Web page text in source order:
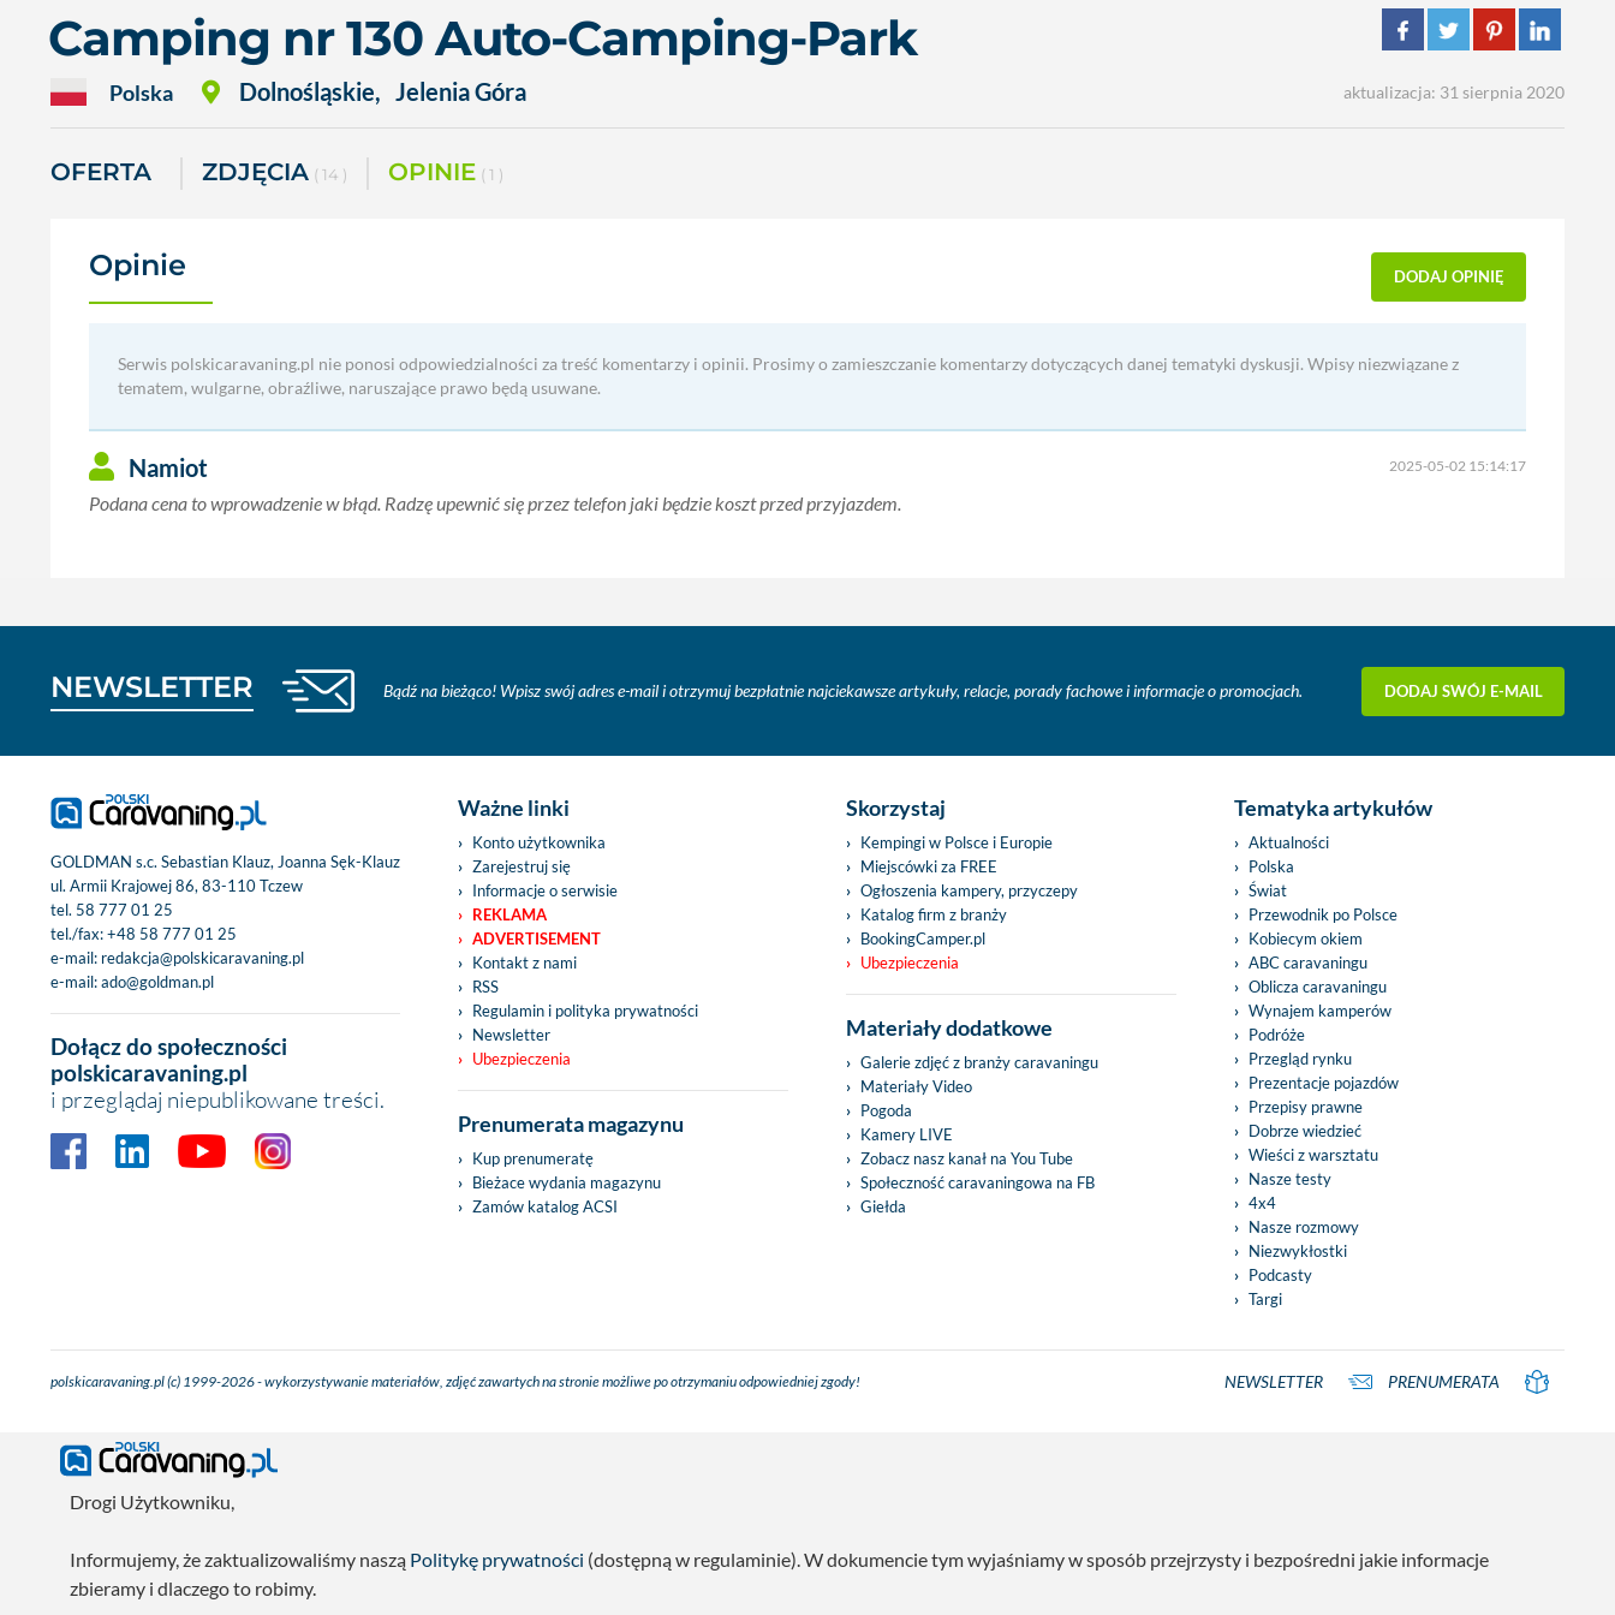
Camping nr 130 Auto-Camping-Park
Polska Dolnośląskie, Jelenia Góra aktualizacja: 31 sierpnia 2020
OFERTA ZDJĘCIA ( 14 ) OPINIE ( 1 )
Opinie DODAJ OPINIĘ
Serwis polskicaravaning.pl nie ponosi odpowiedzialności za treść komentarzy i opinii. Prosimy o zamieszczanie komentarzy dotyczących danej tematyki dyskusji. Wpisy niezwiązane z
tematem, wulgarne, obraźliwe, naruszające prawo będą usuwane.
Namiot 2025-05-02 15:14:17
Podana cena to wprowadzenie w błąd. Radzę upewnić się przez telefon jaki będzie koszt przed przyjazdem.
NEWSLETTER Bądź na bieżąco! Wpisz swój adres e-mail i otrzymuj bezpłatnie najciekawsze artykuły, relacje, porady fachowe i informacje o promocjach. DODAJ SWÓJ E-MAIL
GOLDMAN s.c. Sebastian Klauz, Joanna Sęk-Klauz
ul. Armii Krajowej 86, 83-110 Tczew
tel. 58 777 01 25
tel./fax:+48 58 777 01 25
e-mail: redakcja@polskicaravaning.pl
e-mail:ado@goldman.pl
Dołącz do społeczności
polskicaravaning.pl
i przeglądaj niepublikowane treści.
Ważne linki
Konto użytkownika
Zarejestruj się
Informacje o serwisie
REKLAMA
ADVERTISEMENT
Kontakt z nami
RSS
Regulamin i polityka prywatności
Newsletter
Ubezpieczenia
Prenumerata magazynu
Kup prenumeratę
Bieżace wydania magazynu
Zamów katalog ACSI
Skorzystaj
Kempingi w Polsce i Europie
Miejscówki za FREE
Ogłoszenia kampery, przyczepy
Katalog firm z branży
BookingCamper.pl
Ubezpieczenia
Materiały dodatkowe
Galerie zdjęć z branży caravaningu
Materiały Video
Pogoda
Kamery LIVE
Zobacz nasz kanał na You Tube
Społeczność caravaningowa na FB
Giełda
Tematyka artykułów
Aktualności
Polska
Świat
Przewodnik po Polsce
Kobiecym okiem
ABC caravaningu
Oblicza caravaningu
Wynajem kamperów
Podróże
Przegląd rynku
Prezentacje pojazdów
Przepisy prawne
Dobrze wiedzieć
Wieści z warsztatu
Nasze testy
4x4
Nasze rozmowy
Niezwykłostki
Podcasty
Targi
polskicaravaning.pl (c) 1999-2026 - wykorzystywanie materiałów, zdjęć zawartych na stronie możliwe po otrzymaniu odpowiedniej zgody! NEWSLETTER PRENUMERATA
Drogi Użytkowniku,
Informujemy, że zaktualizowaliśmy naszą Politykę prywatności (dostępną w regulaminie). W dokumencie tym wyjaśniamy w sposób przejrzysty i bezpośredni jakie informacje
zbieramy i dlaczego to robimy.